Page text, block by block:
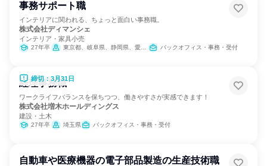
事務サポート職
インテリアに関われる、ちょっと面白い事務職。
株式会社ディマンシェ
インテリア・家具小売
27年卒 東京都、岐阜県、静岡県、愛知県、三重県、大阪府 バックオフィス・事務・受付
締切：3月31日
経理事務職
ワークライフバランスを保ちつつ、働きやすさが実感できます！
株式会社増木ホールディングス
建設・土木
27年卒 埼玉県 バックオフィス・事務・受付
自動車や医療機器の電子部品製造の生産技術職